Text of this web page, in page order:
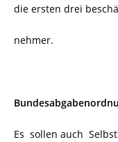
die ersten drei
nehmer.
Es sollen auch